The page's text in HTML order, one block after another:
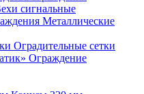
сигнальные
Металлические
Оградительные сетки
Ограждение